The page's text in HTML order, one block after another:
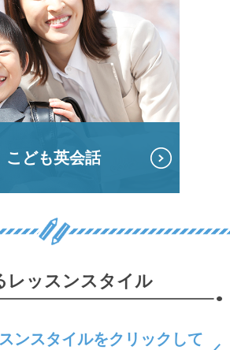
こども英会話
レッスンスタイル
ンスタイルをクリックして